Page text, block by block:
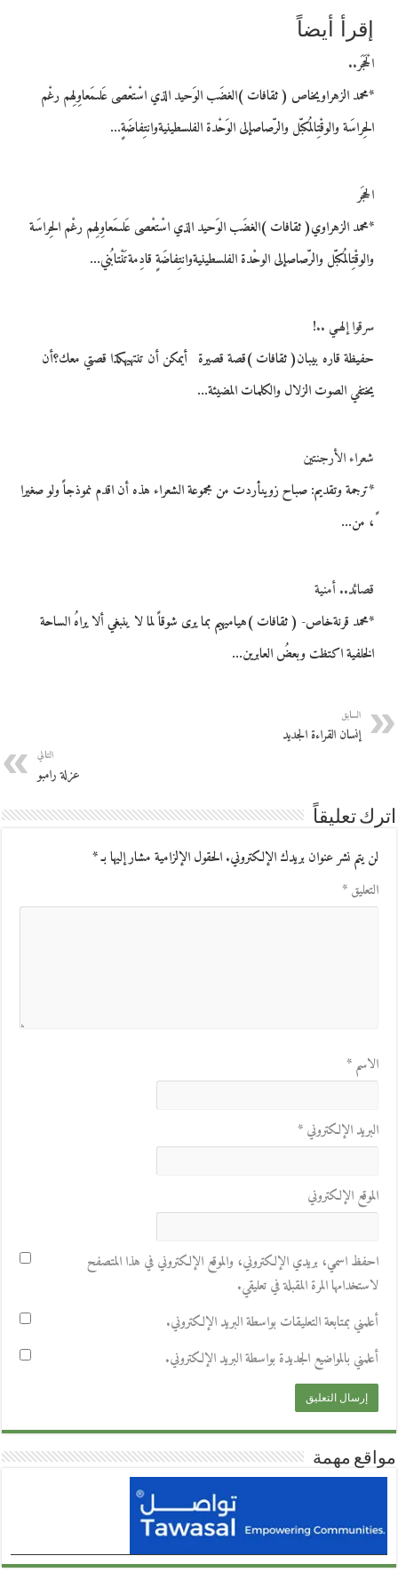
إقرأ أيضاً
الْحَجَر..
*محمد الزهراويخاص ( ثقافات )الغضَب الوَحيد الذي اسْتعْصى عَلىمَعاوِلِهم رغْم
الحِراسَة والوقْتِالمُكبّل والرّصاصإلى الوَحْدة الفلسطينيةوانتِفاضَةٍ…
الحجَر
*محمد الزهراوي( ثقافات )الغضَب الوَحيد الذي اسْتعْصى عَلىمَعاوِلِهم رغْم الحِراسَة
والوقْتِالمُكبّل والرّصاصإلى الوحْدة الفلسطينيةوانتِفاضَةٍ قادِمةتَنْتابُني…
سرقوا إلهـي ..!
حفيظة قاره بيبان( ثقافات )قصة قصيرة أيمكن أن تنتهيهكذا قصتي معك؟أن
يختفي الصوت الزلال والكلمات المضيئة…
شعراء الأرجنتين
*ترجمة وتقديم: صباح زوينأردت من مجموعة الشعراء هذه أن اقدم نموذجاً ولو صغيرا
ً، من…
قصائد.. أمنية
*محمد قرنةخاص- ( ثقافات )هياميهيم بما يرى شوقاً لما لا ينبغي ألا يراهُ الساحة
الخلفية اكتظت وبعضُ العابرين…
السابق
إنسان القراءة الجديد
التالي
عزلة رامبو
اترك تعليقاً
لن يتم نشر عنوان بريدك الإلكتروني.الحقول الإلزامية مشار إليها بـ*
التعليق*
الاسم*
البريد الإلكتروني*
الموقع الإلكتروني
احفظ اسمي، بريدي الإلكتروني، والموقع الإلكتروني في هذا المتصفح
لاستخدامها المرة المقبلة في تعليقي.
أعلمني بمتابعة التعليقات بواسطة البريد الإلكتروني.
أعلمني بالمواضيع الجديدة بواسطة البريد الإلكتروني.
مواقع مهمة